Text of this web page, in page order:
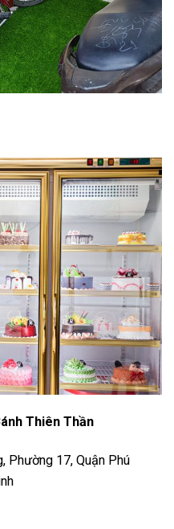
Thiên Thần
Phường 17, Quận Phú